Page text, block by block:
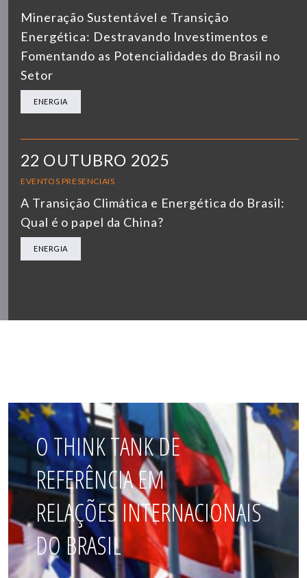
Mineração Sustentável e Transição
Energética: Destravando Investimentos e
Fomentando as Potencialidades do Brasil no
Setor
ENERGIA
22 OUTUBRO 2025
EVENTOS PRESENCIAIS
A Transição Climática e Energética do Brasil:
Qual é o papel da China?
ENERGIA
O THINK TANK DE
REFERÊNCIA EM
RELAÇÕES INTERNACIONAIS
DO BRASIL